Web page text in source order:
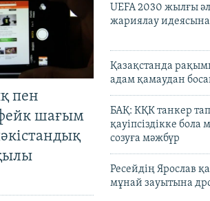
пен
шағым
UEFA 2030 жылғы
жариялау
Қазақстанда
адам қамаудан
БАҚ: КҚК танкер
қауіпсіздікке бола
созуға мәжбүр
Ресейдің Ярослав
мұнай зауытына